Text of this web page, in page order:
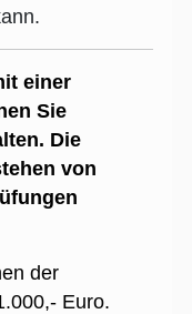
einer
Sie
Die
von
der
Euro.